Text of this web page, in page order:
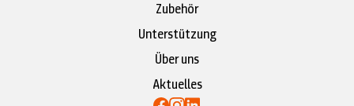
Zubehör
Unterstützung
Über uns
Aktuelles